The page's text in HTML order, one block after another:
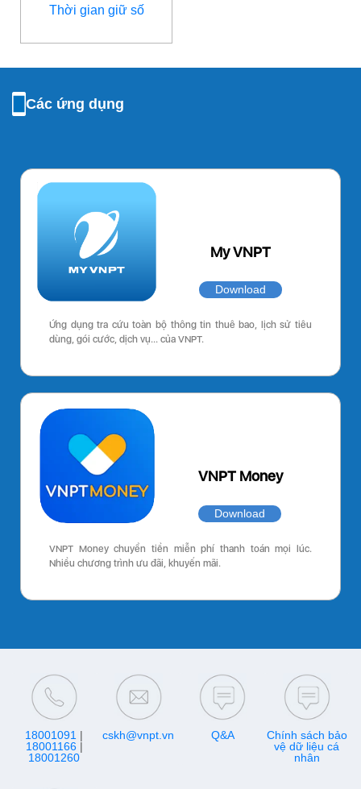
Thời gian giữ số
Các ứng dụng
My VNPT
Download
Ứng dụng tra cứu toàn bộ thông tin thuê bao, lịch sử tiêu
dùng, gói cước, dịch vụ… của VNPT.
VNPT Money
Download
VNPT Money chuyển tiền miễn phí thanh toán mọi lúc.
Nhiều chương trình ưu đãi, khuyến mãi.
18001091 |
18001166|
18001260
cskh@vnpt.vn Q&A
Chính sách bảo
vệ dữ liệu cá
nhân